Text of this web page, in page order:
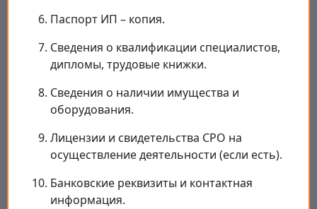
Паспорт ИП – копия.
Сведения о квалификации специалистов,
дипломы, трудовые книжки.
Сведения о наличии имущества и
оборудования.
Лицензии и свидетельства СРО на
осуществление деятельности (если есть).
Банковские реквизиты и контактная
информация.